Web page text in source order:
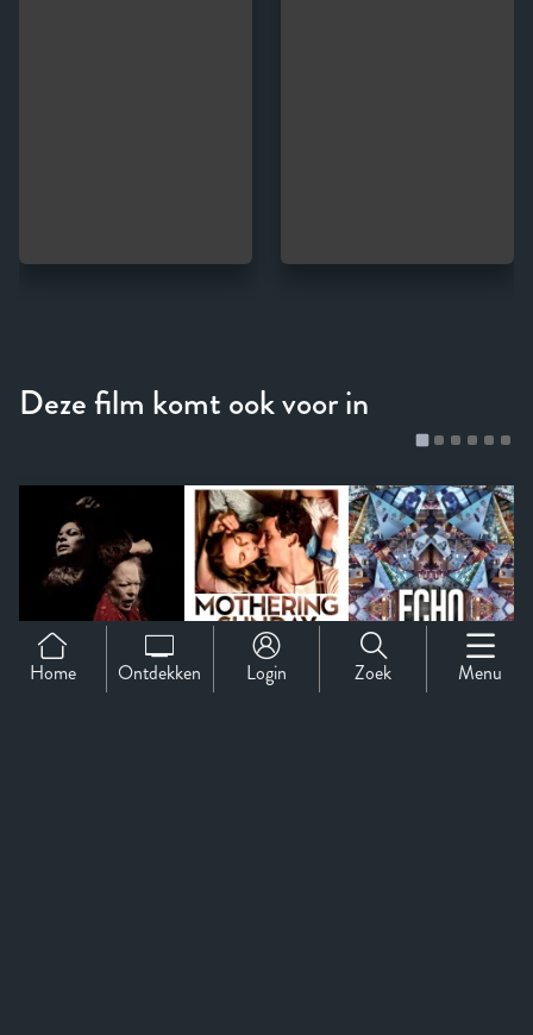
Home Ontdekken Login Zoek Menu